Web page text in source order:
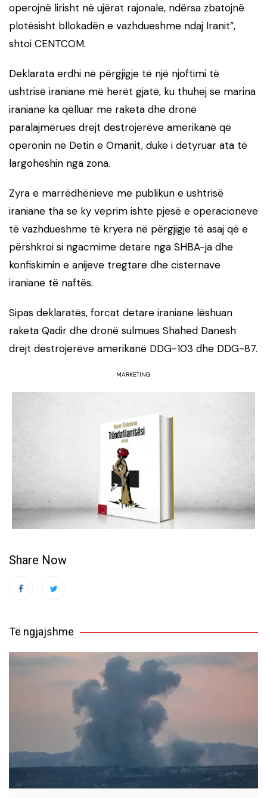
operojnë lirisht në ujërat rajonale, ndërsa zbatojnë
plotësisht bllokadën e vazhdueshme ndaj Iranit”,
shtoi CENTCOM.
Deklarata erdhi në përgjigje të një njoftimi të
ushtrisë iraniane më herët gjatë, ku thuhej se marina
iraniane ka qëlluar me raketa dhe dronë
paralajmërues drejt destrojerëve amerikanë që
operonin në Detin e Omanit, duke i detyruar ata të
largoheshin nga zona.
Zyra e marrëdhënieve me publikun e ushtrisë
iraniane tha se ky veprim ishte pjesë e operacioneve
të vazhdueshme të kryera në përgjigje të asaj që e
përshkroi si ngacmime detare nga SHBA-ja dhe
konfiskimin e anijeve tregtare dhe cisternave
iraniane të naftës.
Sipas deklaratës, forcat detare iraniane lëshuan
raketa Qadir dhe dronë sulmues Shahed Danesh
drejt destrojerëve amerikanë DDG-103 dhe DDG-87.
MARKETING
Share Now
Të ngjajshme